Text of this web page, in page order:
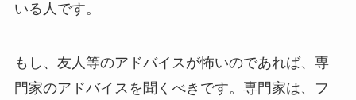
いる人です。
もし、友人等のアドバイスが怖いのであれば、専
門家のアドバイスを聞くべきです。専門家は、フ